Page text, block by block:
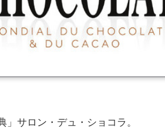
」サロン・デュ・ショコラ。